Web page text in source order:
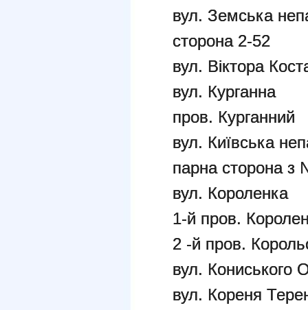
вул. Земська
сторона 2-52
вул. Віктора
вул. Курганна
пров. Курганний
вул. Київська
парна сторона
вул. Короленка
1-й пров.
2 -й пров.
вул. Кониського
вул. Кореня